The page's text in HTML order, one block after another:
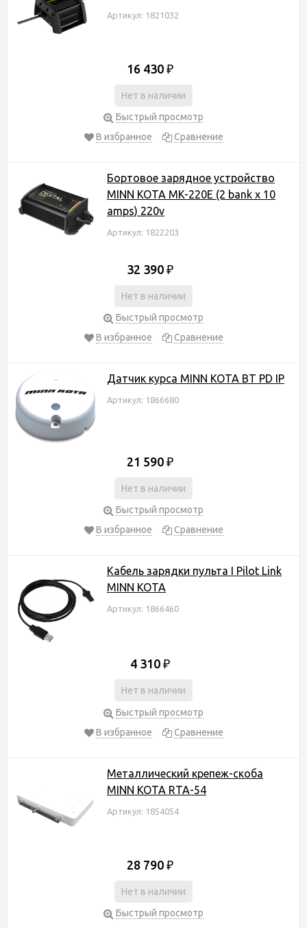
Артикул: 1821032
16 430 ₽
Нет в наличии
Быстрый просмотр
В избранное
Сравнение
Бортовое зарядное устройство
MINN KOTA MK-220E (2 bank x 10
amps) 220v
Артикул: 1822203
32 390 ₽
Нет в наличии
Быстрый просмотр
В избранное
Сравнение
Датчик курса MINN KOTA BT PD IP
Артикул: 1866680
21 590 ₽
Нет в наличии
Быстрый просмотр
В избранное
Сравнение
Кабель зарядки пульта I Pilot Link
MINN KOTA
Артикул: 1866460
4 310 ₽
Нет в наличии
Быстрый просмотр
В избранное
Сравнение
Металлический крепеж-скоба
MINN KOTA RTA-54
Артикул: 1854054
28 790 ₽
Нет в наличии
Быстрый просмотр